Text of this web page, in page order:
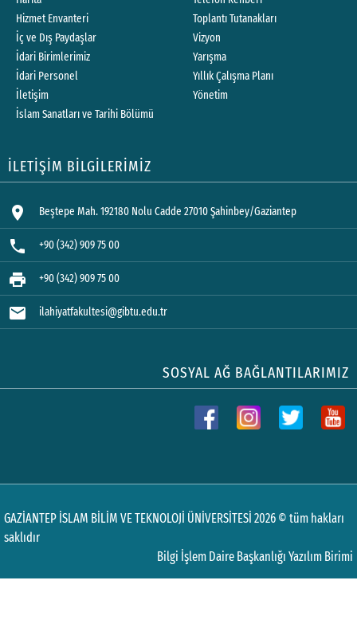
Hizmet Envanteri
İç ve Dış Paydaşlar
İdari Birimlerimiz
İdari Personel
İletişim
İslam Sanatları ve Tarihi Bölümü
Toplantı Tutanakları
Vizyon
Yarışma
Yıllık Çalışma Planı
Yönetim
İLETİŞİM BİLGİLERİMİZ
location_on Beştepe Mah. 192180 Nolu Cadde 27010 Şahinbey/Gaziantep
phone +90 (342) 909 75 00
print +90 (342) 909 75 00
mail ilahiyatfakultesi@gibtu.edu.tr
SOSYAL AĞ BAĞLANTILARIMIZ
GAZİANTEP İSLAM BİLİM VE TEKNOLOJİ ÜNİVERSİTESİ 2026 © tüm hakları
saklıdır
Bilgi İşlem Daire Başkanlığı Yazılım Birimi